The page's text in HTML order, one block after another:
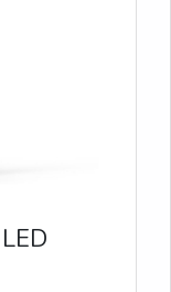
máxima
m², o TL-400